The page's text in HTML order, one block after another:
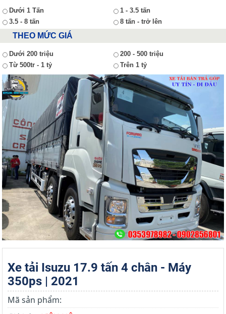
Dưới 1 Tấn
1 - 3.5 tấn
3.5 - 8 tấn
8 tấn - trở lên
THEO MỨC GIÁ
Dưới 200 triệu
200 - 500 triệu
Từ 500tr - 1 tỷ
Trên 1 tỷ
Xe tải Isuzu 17.9 tấn 4 chân - Máy
350ps | 2021
Mã sản phẩm: